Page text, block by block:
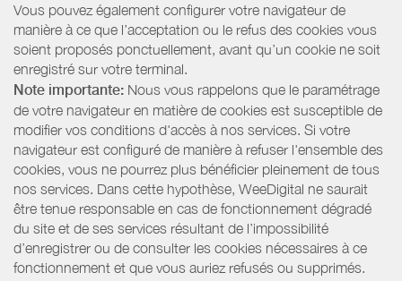
Vous pouvez également configurer votre navigateur de
manière à ce que l’acceptation ou le refus des cookies vous
soient proposés ponctuellement, avant qu’un cookie ne soit
enregistré sur votre terminal.
Note importante: Nous vous rappelons que le paramétrage
de votre navigateur en matière de cookies est susceptible de
modifier vos conditions d'accès à nos services. Si votre
navigateur est configuré de manière à refuser l'ensemble des
cookies, vous ne pourrez plus bénéficier pleinement de tous
nos services. Dans cette hypothèse, WeeDigital ne saurait
être tenue responsable en cas de fonctionnement dégradé
du site et de ses services résultant de l’impossibilité
d’enregistrer ou de consulter les cookies nécessaires à ce
fonctionnement et que vous auriez refusés ou supprimés.